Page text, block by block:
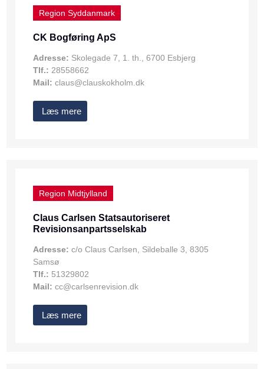
Region Syddanmark
CK Bogføring ApS
Adresse: Skolegade 7, 1. th., 6700 Esbjerg
Tlf.: 28558662
Mail: claus@clauskokholm.dk
Læs mere
Region Midtjylland
Claus Carlsen Statsautoriseret
Revisionsanpartsselskab
Adresse: c/o Claus Carlsen, Sildeballe 3, 8305
Samsø
Tlf.: 51329802
Mail: cc@carlsenrevision.dk
Læs mere